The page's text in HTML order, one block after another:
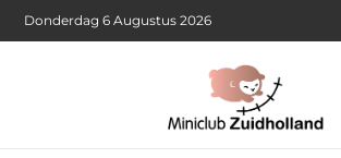
Donderdag 6 Augustus 2026